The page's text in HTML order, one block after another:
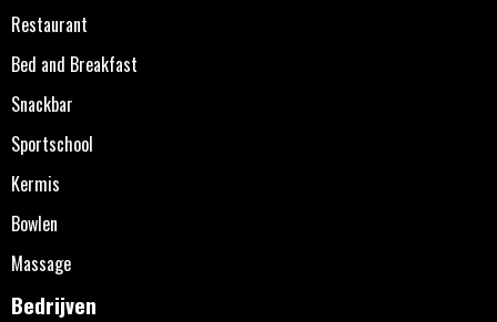
Restaurant
Bed and Breakfast
Snackbar
Sportschool
Kermis
Bowlen
Massage
Bedrijven